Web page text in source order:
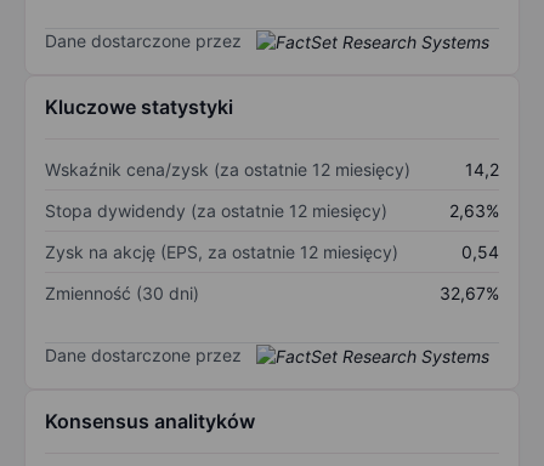
Dane dostarczone przez
Kluczowe statystyki
Wskaźnik cena/zysk (za ostatnie 12 miesięcy)
14,2
Stopa dywidendy (za ostatnie 12 miesięcy)
2,63%
Zysk na akcję (EPS, za ostatnie 12 miesięcy)
0,54
Zmienność (30 dni)
32,67%
Dane dostarczone przez
Konsensus analityków